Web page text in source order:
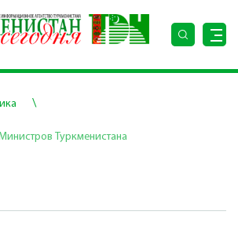
\
Туркменистана